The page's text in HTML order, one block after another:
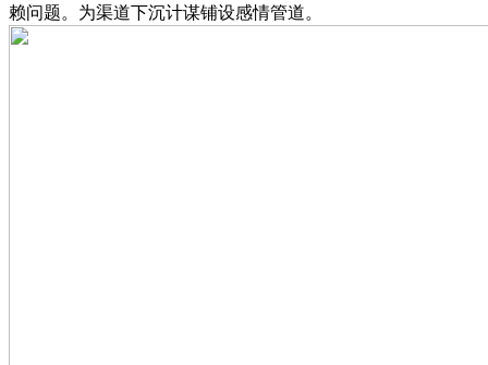
赖问题。为渠道下沉计谋铺设感情管道。